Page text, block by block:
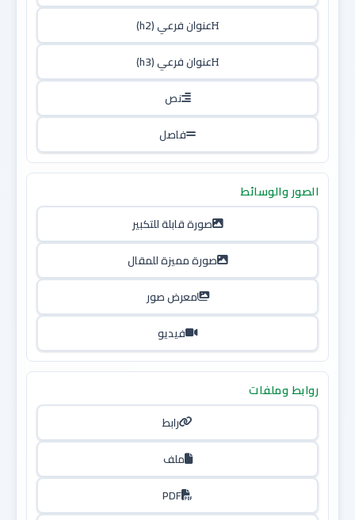
عنوان فرعي (h2)
عنوان فرعي (h3)
نص
فاصل
الصور والوسائط
صورة قابلة للتكبير
صورة مميزة للمقال
معرض صور
فيديو
روابط وملفات
رابط
ملف
PDF